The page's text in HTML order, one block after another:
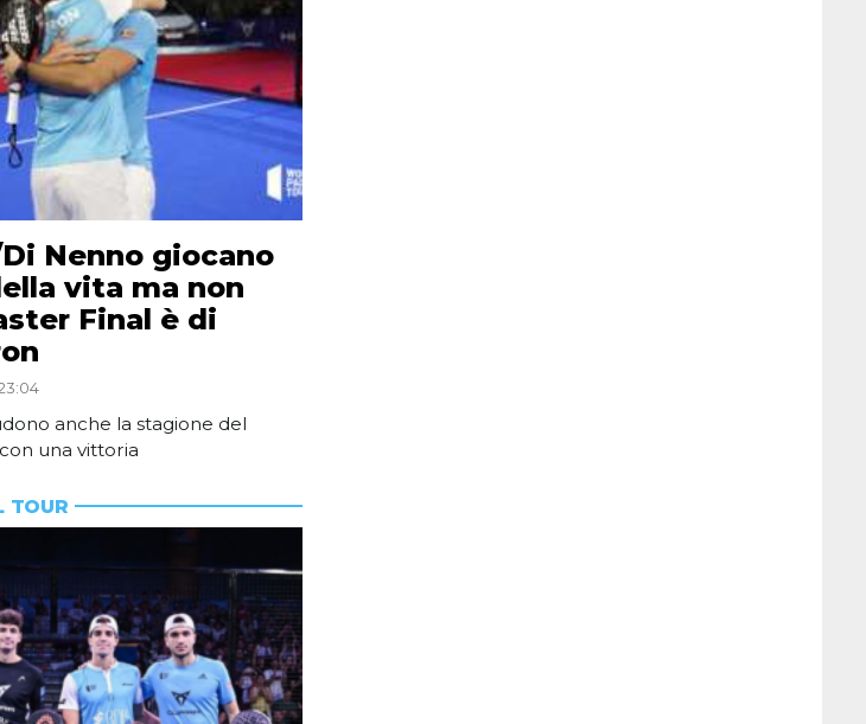
Nenno giocano
vita ma non
Final è di
anche la stagione del
una vittoria
TOUR